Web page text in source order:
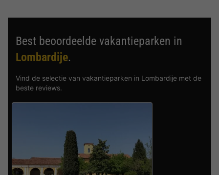
Best beoordeelde vakantieparken in
Lombardije.
Vind de selectie van vakantieparken in Lombardije met de
beste reviews.